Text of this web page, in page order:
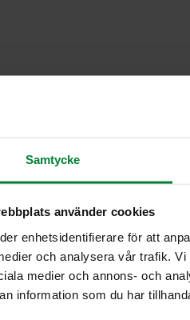
Samtycke
använder cookies
enhetsidentifierare för att
och analysera vår trafik.
medier och annons- och
information som du har